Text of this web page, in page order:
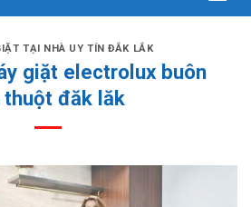
TẠI NHÀ UY TÍN ĐẮK LẮK
giặt electrolux buôn
thuột đăk lăk